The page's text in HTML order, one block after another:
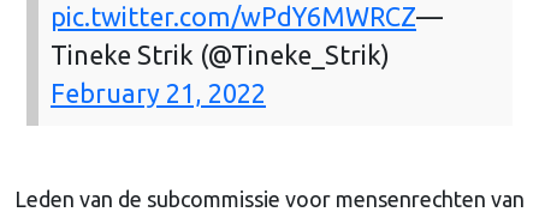
pic.twitter.com/wPdY6MWRCZ—
Tineke Strik (@Tineke_Strik)
February 21, 2022
Leden van de subcommissie voor mensenrechten van